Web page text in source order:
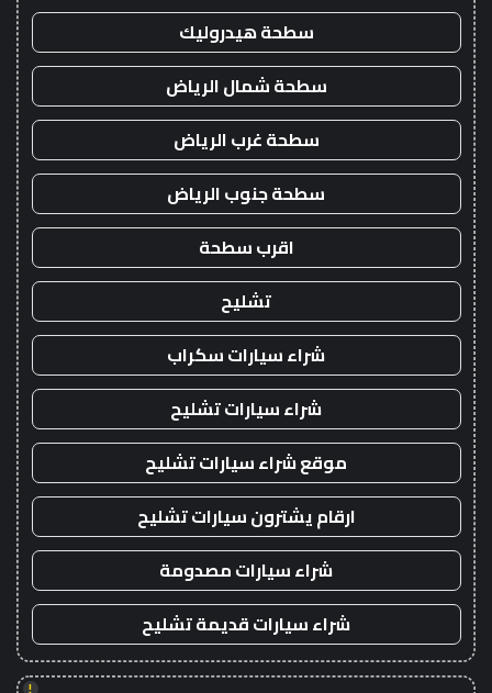
سطحة هيدروليك
سطحة شمال الرياض
سطحة غرب الرياض
سطحة جنوب الرياض
اقرب سطحة
تشليح
شراء سيارات سكراب
شراء سيارات تشليح
موقع شراء سيارات تشليح
ارقام يشترون سيارات تشليح
شراء سيارات مصدومة
شراء سيارات قديمة تشليح
!